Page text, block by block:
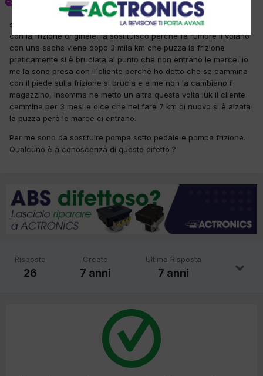
salve a tutti ho un altea che praticamente ha fatto 180 mila km
con la frizione originale, la sostituisco perchè fa rumore il volano
con una sachs viene dopo 3 mila km che puzza la frizione
praticamente si è bruciata al punto che non entrano le marce, io
me la sono presa con il cliente perchè ho detto che se cammina
con il piede sulla frizione si brucia e a me non la cambiano il
magazzino, insomma ne metto un altra questa volta luk il cliente
cammina per 3 mesi e dice che nel fare 7 km di nuovo si è alzata
la puzza però le marce ci entrano.
Per me sono da sostituire pompa sotto pedale e pompa frizione.
Qualcuno è a conoscenza di questo difetto ?
Risposte
26
Creato
7 anni
Ultima Risposta
7 anni